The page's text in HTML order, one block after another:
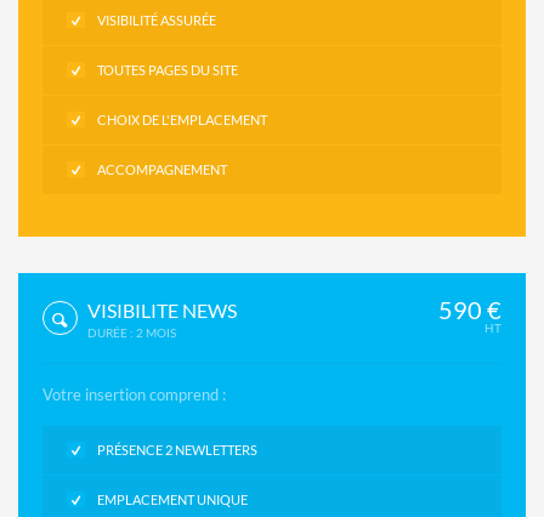
VISIBILITÉ ASSURÉE
TOUTES PAGES DU SITE
CHOIX DE L'EMPLACEMENT
ACCOMPAGNEMENT
VISIBILITE NEWS
DURÉE : 2 MOIS
590 €
HT
Votre insertion comprend :
PRÉSENCE 2 NEWLETTERS
EMPLACEMENT UNIQUE